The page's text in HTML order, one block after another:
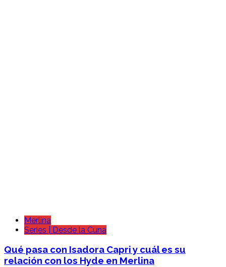
Merlina
Series | Desde la Cuna
Qué pasa con Isadora Capri y cuál es su
relación con los Hyde en Merlina